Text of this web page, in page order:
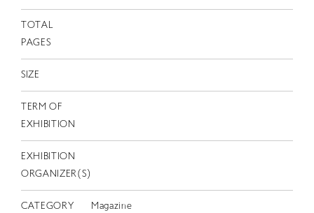
TOTAL
PAGES
SIZE
TERM OF
EXHIBITION
EXHIBITION
ORGANIZER(S)
CATEGORY Magazine